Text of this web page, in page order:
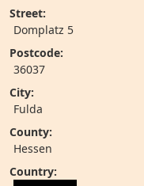
Street:
Domplatz 5
Postcode:
36037
City:
Fulda
County:
Hessen
Country: